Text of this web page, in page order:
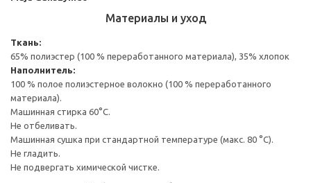
Материалы и уход
Ткань:
65% полиэстер (100 % переработанного материала), 35% хлопок
Наполнитель:
100 % полое полиэстерное волокно (100 % переработанного
материала).
Машинная стирка 60°С.
Не отбеливать.
Машинная сушка при стандартной температуре (макс. 80 °C).
Не гладить.
Не подвергать химической чистке.